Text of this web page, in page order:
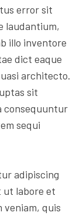
error sit
laudantium,
illo inventore
dict eaque
architecto.
sit
consequuntur
sequi
adipiscing
ut labore et
veniam, quis